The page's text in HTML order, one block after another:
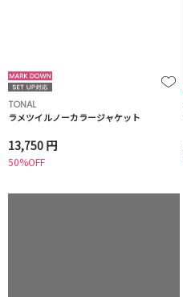
TONAL
ラメツイルノーカラージャケット
13,750 円
50%OFF